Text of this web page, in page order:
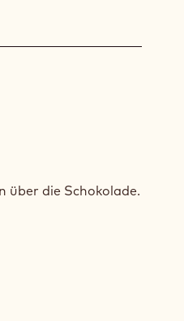
über die Schokolade.